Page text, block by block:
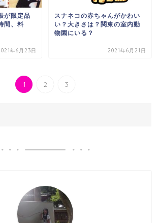
が限定品
間、料
年6月23日
スナネコの赤ちゃんがかわい
い？大きさは？関東の室内動
物園にいる？
2021年6月21日
1 2 3